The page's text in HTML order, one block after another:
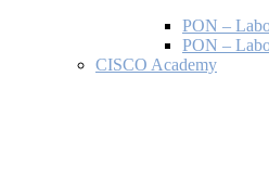
PON –
PON –
CISCO Academy